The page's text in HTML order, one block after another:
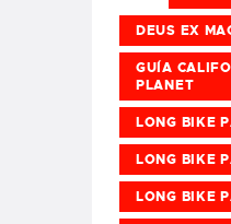
DEUS EX
GUÍA
PLANET
LONG BIKE
LONG BIKE
LONG BIKE